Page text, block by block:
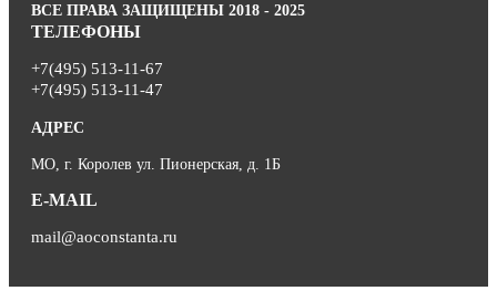
ВСЕ ПРАВА ЗАЩИЩЕНЫ 2018 - 2025
ТЕЛЕФОНЫ
+7(495) 513-11-67
+7(495) 513-11-47
АДРЕС
МО, г. Королев ул. Пионерская, д. 1Б
E-MAIL
mail@aoconstanta.ru